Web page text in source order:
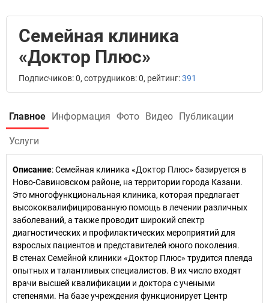
Семейная клиника
«Доктор Плюс»
Подписчиков: 0, сотрудников: 0, рейтинг:391
Главное Информация Фото Видео Публикации
Услуги
Описание: Семейная клиника «Доктор Плюс» базируется в
Ново-Савиновском районе, на территории города Казани.
Это многофункциональная клиника, которая предлагает
высококвалифицированную помощь в лечении различных
заболеваний, а также проводит широкий спектр
диагностических и профилактических мероприятий для
взрослых пациентов и представителей юного поколения.
В стенах Семейной клиники «Доктор Плюс» трудится плеяда
опытных и талантливых специалистов. В их число входят
врачи высшей квалификации и доктора с учеными
степенями. На базе учреждения функционирует Центр